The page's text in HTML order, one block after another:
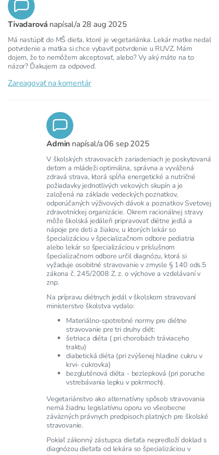
Tivadarová napísal/a 28 aug 2025
Má nastúpiť do MŠ dieťa, ktoré je vegetariánka. Lekár matke nedal
potvrdenie a matka si chce vybaviť potvrdenie u RUVZ. Mám
dojem, že to nemôžem akceptovať, alebo? Vy aký máte na to
názor? Ďakujem za odpoveď.
Zareagovať na komentár
Admin napísal/a06 sep 2025
V školských stravovacích zariadeniach je poskytovaná
deťom a mládeži optimálna, správna a vyvážená
zdravá strava, ktorá spĺňa energetické a nutričné
požiadavky jednotlivých vekových skupín a je
založená na základe vedeckých poznatkov,
odporúčaných výživových dávok a poznatkov Svetovej
zdravotníckej organizácie. Okrem racionálnej stravy
môže školská jedáleň pripravovať diétne jedlá a
nápoje pre deti a žiakov, u ktorých lekár so
špecializáciou v špecializačnom odbore pediatria
alebo lekár so špecializáciou v príslušnom
špecializačnom odbore určil diagnózu, ktorá si
vyžaduje osobitné stravovanie v zmysle § 140 ods.5
zákona č. 245/2008 Z. z. o výchove a vzdelávaní v
znp.
Na prípravu diétnych jedál v školskom stravovaní
ministerstvo školstva vydalo:
Materiálno-spotrebné normy pre diétne
stravovanie pre tri druhy diét:
šetriaca diéta ( pri chorobách tráviaceho
traktu)
diabetická diéta (pri zvýšenej hladine cukru v
krvi- cukrovka)
bezgluténová diéta - bezlepková (pri poruche
vstrebávania lepku v pokrmoch).
Vegetariánstvo ako alternatívny spôsob stravovania
nemá žiadnu legislatívnu oporu vo všeobecne
záväzných právnych predpisoch platných pre školské
stravovanie.
Pokiaľ zákonný zástupca dieťaťa nepredloží doklad s
diagnózou dieťaťa od lekára so špecializáciou v